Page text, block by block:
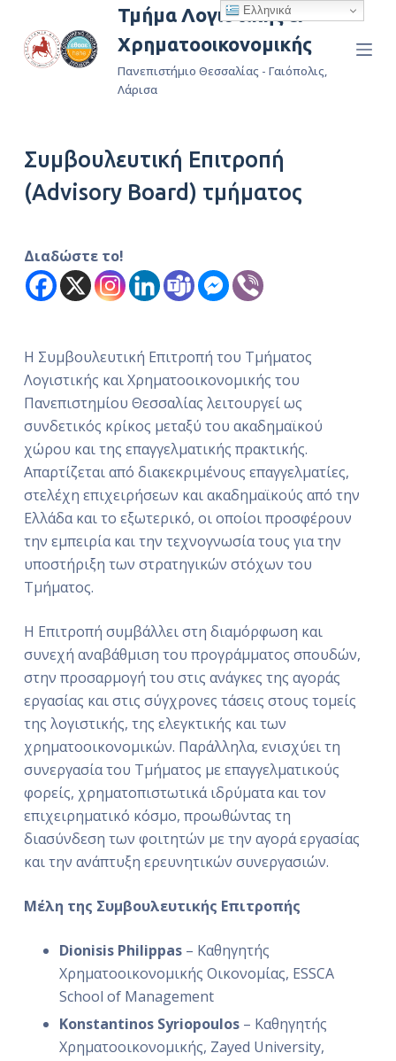
ε
σ
σ
ο
χ
ό
μ
ε
ν
ο
Τμήμα Λογιστικής &
Χρηματοοικονομικής
Πανεπιστήμιο Θεσσαλίας - Γαιόπολις,
Λάρισα
Συμβουλευτική Επιτροπή
(Advisory Board) τμήματος
Διαδώστε το!
Η Συμβουλευτική Επιτροπή του Τμήματος
Λογιστικής και Χρηματοοικονομικής του
Πανεπιστημίου Θεσσαλίας λειτουργεί ως
συνδετικός κρίκος μεταξύ του ακαδημαϊκού
χώρου και της επαγγελματικής πρακτικής.
Απαρτίζεται από διακεκριμένους επαγγελματίες,
στελέχη επιχειρήσεων και ακαδημαϊκούς από την
Ελλάδα και το εξωτερικό, οι οποίοι προσφέρουν
την εμπειρία και την τεχνογνωσία τους για την
υποστήριξη των στρατηγικών στόχων του
Τμήματος.
Η Επιτροπή συμβάλλει στη διαμόρφωση και
συνεχή αναβάθμιση του προγράμματος σπουδών,
στην προσαρμογή του στις ανάγκες της αγοράς
εργασίας και στις σύγχρονες τάσεις στους τομείς
της λογιστικής, της ελεγκτικής και των
χρηματοοικονομικών. Παράλληλα, ενισχύει τη
συνεργασία του Τμήματος με επαγγελματικούς
φορείς, χρηματοπιστωτικά ιδρύματα και τον
επιχειρηματικό κόσμο, προωθώντας τη
διασύνδεση των φοιτητών με την αγορά εργασίας
και την ανάπτυξη ερευνητικών συνεργασιών.
Μέλη της Συμβουλευτικής Επιτροπής
Dionisis Philippas– Καθηγητής
Χρηματοοικονομικής Οικονομίας, ESSCA
School of Management
Konstantinos Syriopoulos– Καθηγητής
Χρηματοοικονομικής, Zayed University,
Ελληνικά